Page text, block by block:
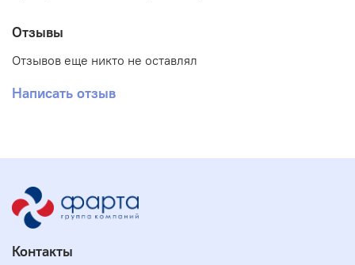
Отзывы
Отзывов еще никто не оставлял
Написать отзыв
Контакты